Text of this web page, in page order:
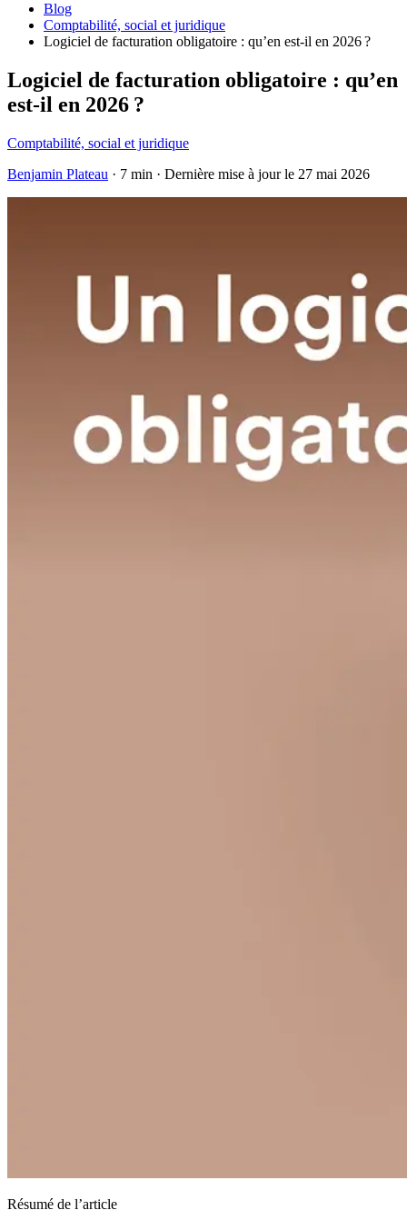
Blog
Comptabilité, social et juridique
Logiciel de facturation obligatoire : qu’en est-il en 2026 ?
Logiciel de facturation obligatoire : qu’en
est-il en 2026 ?
Comptabilité, social et juridique
Benjamin Plateau · 7 min · Dernière mise à jour le 27 mai 2026
Résumé de l’article